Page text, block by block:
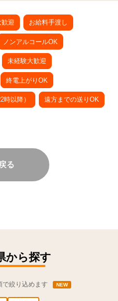
迎 お給料手渡し
ノンアルコールOK
未経験大歓迎
終電上がりOK
時以降） 遠方までの送りOK
戻る
から探す
絞り込めます NEW